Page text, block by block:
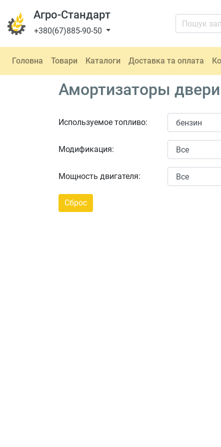
Агро-Стандарт
+380(67)885-90-50
Головна Товари Каталоги Доставка та оплата
Амортизаторы двери
Используемое топливо:
Модификация:
Мощность двигателя: